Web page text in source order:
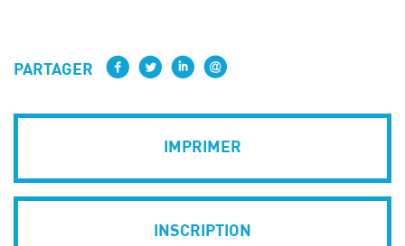
PARTAGER
IMPRIMER
INSCRIPTION